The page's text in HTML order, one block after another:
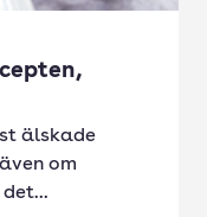
älskade
om